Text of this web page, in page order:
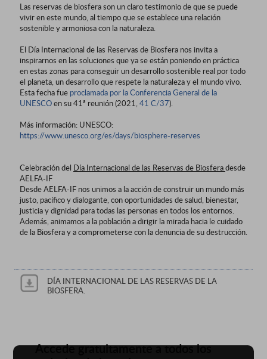
Las reservas de biosfera son un claro testimonio de que se puede
vivir en este mundo, al tiempo que se establece una relación
sostenible y armoniosa con la naturaleza.
El Día Internacional de las Reservas de Biosfera nos invita a
inspirarnos en las soluciones que ya se están poniendo en práctica
en estas zonas para conseguir un desarrollo sostenible real por todo
el planeta, un desarrollo que respete la naturaleza y el mundo vivo.
Esta fecha fue proclamada por la Conferencia General de la
UNESCOen su 41ª reunión (2021, 41 C/37).
Más información: UNESCO:
https://www.unesco.org/es/days/biosphere-reserves
Celebración del Día Internacional de las Reservas de Biosferadesde
AELFA-IF
Desde AELFA-IF nos unimos a la acción de construir un mundo más
justo, pacífico y dialogante, con oportunidades de salud, bienestar,
justicia y dignidad para todas las personas en todos los entornos.
Además, animamos a la población a dirigir la mirada hacia le cuidado
de la Biosfera y a comprometerse con la denuncia de su destrucción.
DÍA INTERNACIONAL DE LAS RESERVAS DE LA
BIOSFERA.
Accede gratuitamente a todos los